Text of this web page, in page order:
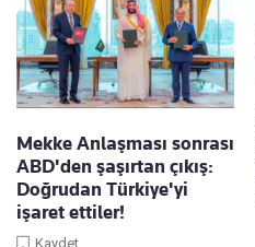
Mekke Anlaşması sonrası
ABD'den şaşırtan çıkış:
Doğrudan Türkiye'yi
işaret ettiler!
Kaydet